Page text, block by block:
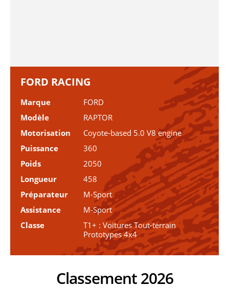
FORD RACING
Marque
FORD
Modèle
RAPTOR
Motorisation
Coyote-based 5.0 V8 engine
Puissance
360
Poids
2050
Longueur
458
Préparateur
M-Sport
Assistance
M-Sport
Classe
T1+ : Voitures Tout-terrain
Prototypes 4x4
Classement 2026